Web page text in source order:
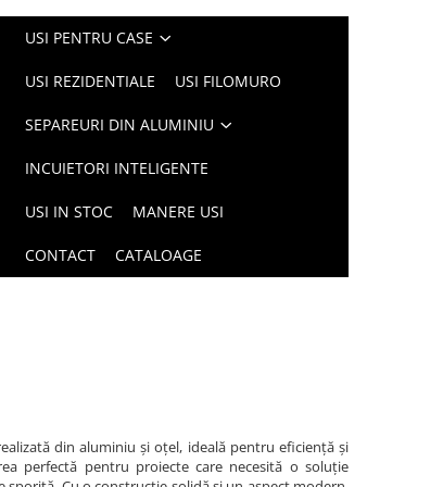
USI PENTRU CASE
USI REZIDENTIALE USI FILOMURO
SEPAREURI DIN ALUMINIU
INCUIETORI INTELIGENTE
USI IN STOC MANERE USI
CONTACT CATALOAGE
din aluminiu și oțel, ideală pentru eficiență și
perfectă pentru proiecte care necesită o soluție